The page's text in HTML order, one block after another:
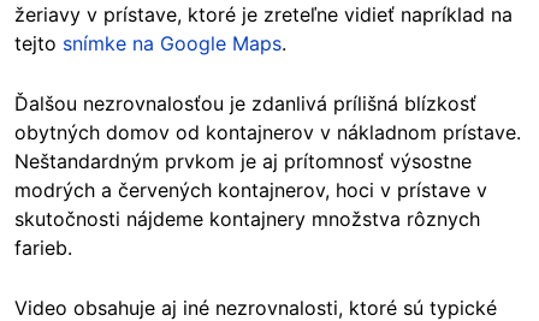
žeriavy v prístave, ktoré je zreteľne vidieť napríklad na
tejto snímke na Google Maps.
Ďalšou nezrovnalosťou je zdanlivá prílišná blízkosť
obytných domov od kontajnerov v nákladnom prístave.
Neštandardným prvkom je aj prítomnosť výsostne
modrých a červených kontajnerov, hoci v prístave v
skutočnosti nájdeme kontajnery množstva rôznych
farieb.
Video obsahuje aj iné nezrovnalosti, ktoré sú typické